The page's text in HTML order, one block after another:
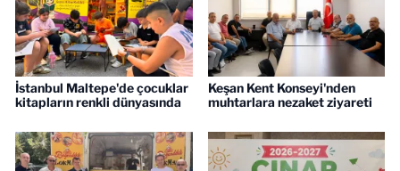
İstanbul Maltepe'de çocuklar
kitapların renkli dünyasında
Keşan Kent Konseyi'nden
muhtarlara nezaket ziyareti